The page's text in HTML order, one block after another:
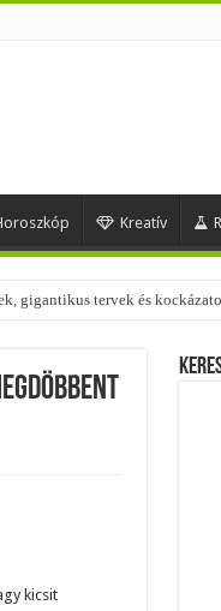
Kreatív
gigantikus tervek és
kicsit